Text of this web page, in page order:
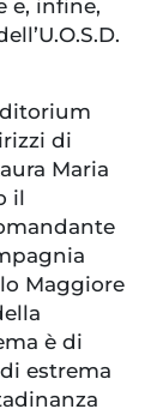
e, infine,
di
Maria
il
Maggiore
è di
estrema